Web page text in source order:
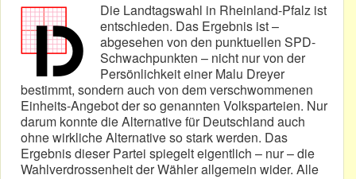
Die Landtagswahl in Rheinland-Pfalz ist
entschieden. Das Ergebnis ist –
abgesehen von den punktuellen SPD-
Schwachpunkten – nicht nur von der
Persönlichkeit einer Malu Dreyer
bestimmt, sondern auch von dem verschwommenen
Einheits-Angebot der so genannten Volksparteien. Nur
darum konnte die Alternative für Deutschland auch
ohne wirkliche Alternative so stark werden. Das
Ergebnis dieser Partei spiegelt eigentlich – nur – die
Wahlverdrossenheit der Wähler allgemein wider. Alle